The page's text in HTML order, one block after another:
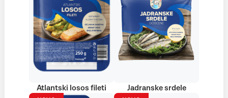
Atlantski losos fileti Jadranske srdele